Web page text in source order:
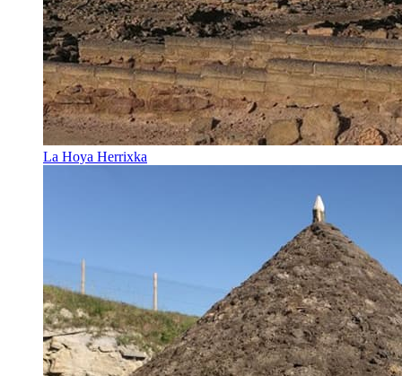
La Hoya Herrixka